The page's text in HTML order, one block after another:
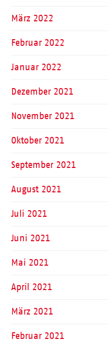
März 2022
Februar 2022
Januar 2022
Dezember 2021
November 2021
Oktober 2021
September 2021
August 2021
Juli 2021
Juni 2021
Mai 2021
April 2021
März 2021
Februar 2021